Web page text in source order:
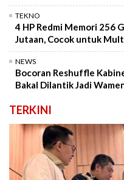
TEKNO
4 HP Redmi Memori 256
Jutaan, Cocok untuk
NEWS
Bocoran Reshuffle
Bakal Dilantik Jadi
TERKINI